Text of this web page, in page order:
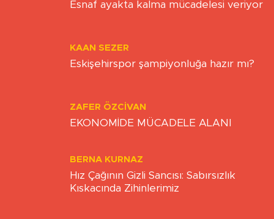
Esnaf ayakta kalma mücadelesi veriyor
KAAN SEZER
Eskişehirspor şampiyonluğa hazır mı?
ZAFER ÖZCIVAN
EKONOMİDE MÜCADELE ALANI
BERNA KURNAZ
Hız Çağının Gizli Sancısı: Sabırsızlık
Kıskacında Zihinlerimiz